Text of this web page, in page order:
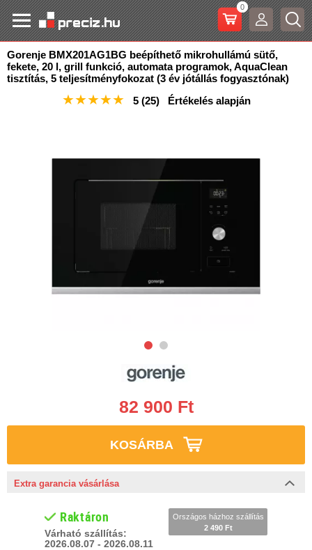
0
Gorenje BMX201AG1BG beépíthető mikrohullámú sütő,
fekete, 20 l, grill funkció, automata programok, AquaClean
tisztítás, 5 teljesítményfokozat (3 év jótállás fogyasztónak)
★★★★★ 5 (25)Értékelés alapján
82 900 Ft
KOSÁRBA
Extra garancia vásárlása
Raktáron
Várható szállítás:
2026.08.07 - 2026.08.11
Országos házhoz szállítás
2 490 Ft